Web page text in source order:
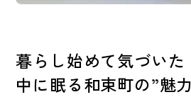
暮らし始めて気づい
中に眠る和束町の”魅